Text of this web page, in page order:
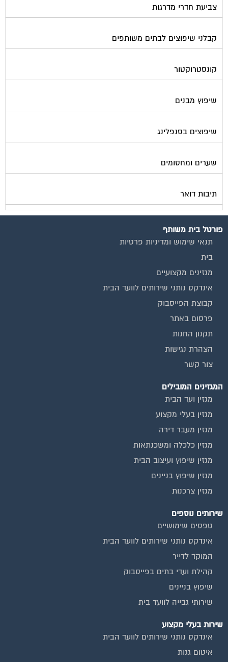
צביעת חדרי מדרגות
קבלני שיפוצים לבתים משותפים
קונסטרוקטור
שיפוץ מבנים
שיפוצים בסנפלינג
שערים ומחסומים
תיבות דואר
פורטל בית משותף
תנאי שימוש ומדיניות פרטיות
בית
מגזינים מקצועיים
אינדקס נותני שירותים לוועד הבית
קבוצת הפייסבוק
פרסום באתר
תקנון החנות
הצהרת נגישות
צור קשר
המגזינים המובילים
מגזין ועד הבית
מגזין בעלי מקצוע
מגזין מעבר דירה
מגזין כלכלה ומשכנתאות
מגזין שיפוץ ועיצוב הבית
מגזין שיפוץ בניינים
מגזין צרכנות
שירותים נוספים
טפסים שימושיים
אינדקס נותני שירותים לוועד הבית
המוקד לדייר
קהילת ועדי בתים בפייסבוק
שיפוץ בניינים
שירותי גבייה לוועד בית
שירות בעלי מקצוע
אינדקס נותני שירותים לוועד הבית
איטום גגות